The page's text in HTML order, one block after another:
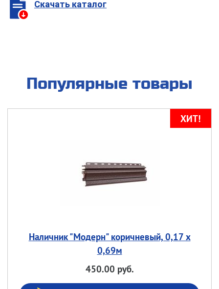
Скачать каталог
Популярные товары
Наличник "Модерн" коричневый, 0,17 х
0,69м
450.00 руб.